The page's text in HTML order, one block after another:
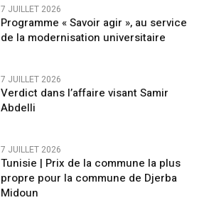
7 JUILLET 2026
Programme « Savoir agir », au service
de la modernisation universitaire
7 JUILLET 2026
Verdict dans l’affaire visant Samir
Abdelli
7 JUILLET 2026
Tunisie | Prix de la commune la plus
propre pour la commune de Djerba
Midoun